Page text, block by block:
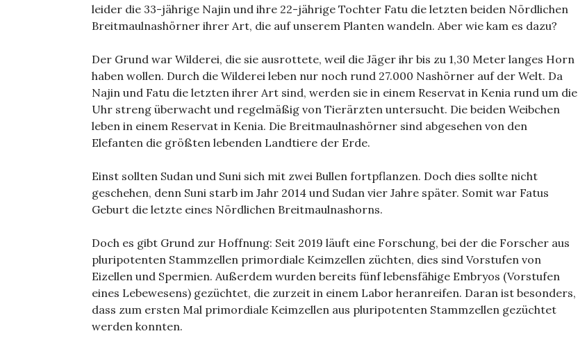
leider die 33-jährige Najin und ihre 22-jährige Tochter Fatu die letzten beiden Nördlichen
Breitmaulnashörner ihrer Art, die auf unserem Planten wandeln. Aber wie kam es dazu?
Der Grund war Wilderei, die sie ausrottete, weil die Jäger ihr bis zu 1,30 Meter langes Horn
haben wollen. Durch die Wilderei leben nur noch rund 27.000 Nashörner auf der Welt. Da
Najin und Fatu die letzten ihrer Art sind, werden sie in einem Reservat in Kenia rund um die
Uhr streng überwacht und regelmäßig von Tierärzten untersucht. Die beiden Weibchen
leben in einem Reservat in Kenia. Die Breitmaulnashörner sind abgesehen von den
Elefanten die größten lebenden Landtiere der Erde.
Einst sollten Sudan und Suni sich mit zwei Bullen fortpflanzen. Doch dies sollte nicht
geschehen, denn Suni starb im Jahr 2014 und Sudan vier Jahre später. Somit war Fatus
Geburt die letzte eines Nördlichen Breitmaulnashorns.
Doch es gibt Grund zur Hoffnung: Seit 2019 läuft eine Forschung, bei der die Forscher aus
pluripotenten Stammzellen primordiale Keimzellen züchten, dies sind Vorstufen von
Eizellen und Spermien. Außerdem wurden bereits fünf lebensfähige Embryos (Vorstufen
eines Lebewesens) gezüchtet, die zurzeit in einem Labor heranreifen. Daran ist besonders,
dass zum ersten Mal primordiale Keimzellen aus pluripotenten Stammzellen gezüchtet
werden konnten.